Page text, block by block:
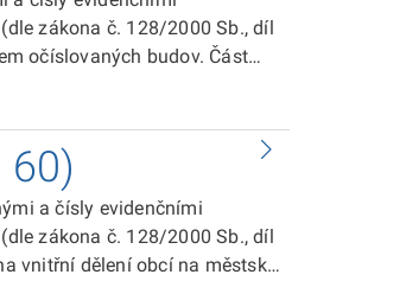
zákona č. 128/2000 Sb., díl
obce. Takto historicky
namícháno do sebe, budovy
60)
a čísly evidenčními
zákona č. 128/2000 Sb., díl
vnitřní dělení obcí na městské